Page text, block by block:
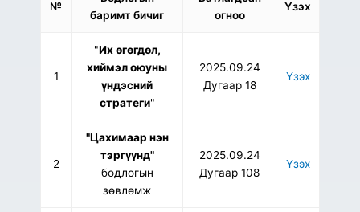
№
баримт бичиг
огноо
Үзэх
1
"Их өгөгдөл,
хиймэл оюуны
үндэсний
стратеги"
2025.09.24
Дугаар 18
Үзэх
2
"Цахимаар нэн
тэргүүнд"
бодлогын
зөвлөмж
2025.09.24
Дугаар 108
Үзэх